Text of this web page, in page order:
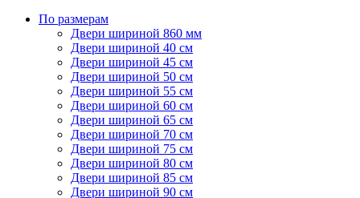
По размерам
Двери шириной 860 мм
Двери шириной 40 см
Двери шириной 45 см
Двери шириной 50 см
Двери шириной 55 см
Двери шириной 60 см
Двери шириной 65 см
Двери шириной 70 см
Двери шириной 75 см
Двери шириной 80 см
Двери шириной 85 см
Двери шириной 90 см